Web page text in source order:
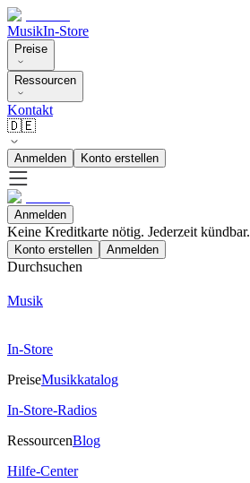
MusikIn-Store
Preise
Ressourcen
Kontakt
🇩🇪
Anmelden Konto erstellen
Anmelden
Keine Kreditkarte nötig. Jederzeit kündbar.
Konto erstellen Anmelden
Durchsuchen
Musik
In-Store
PreiseMusikkatalog
In-Store-Radios
RessourcenBlog
Hilfe-Center